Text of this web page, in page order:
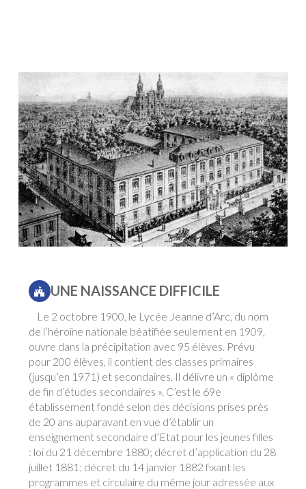
UNE NAISSANCE DIFFICILE
Le 2 octobre 1900, le Lycée Jeanne d’Arc, du nom
de l’héroïne nationale béatifiée seulement en 1909,
ouvre dans la précipitation avec 95 élèves. Prévu
pour 200 élèves, il contient des classes primaires
(jusqu’en 1971) et secondaires. Il délivre un « diplôme
de fin d’études secondaires ». C’est le 69e
établissement fondé selon des décisions prises près
de 20 ans auparavant en vue d’établir un
enseignement secondaire d’Etat pour les jeunes filles
: loi du 21 décembre 1880; décret d’application du 28
juillet 1881; décret du 14 janvier 1882 fixant les
programmes et circulaire du même jour adressée aux